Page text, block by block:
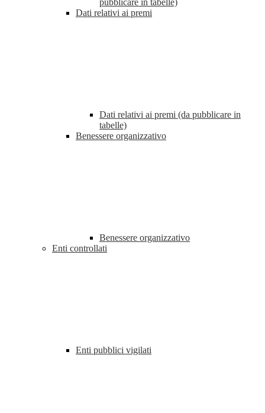
pubblicare in tabelle)
Dati relativi ai premi
Dati relativi ai premi (da pubblicare in
tabelle)
Benessere organizzativo
Benessere organizzativo
Enti controllati
Enti pubblici vigilati